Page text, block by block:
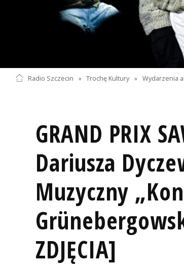
Radio Szczecin » Trochę Kultury » Wydarzenia
GRAND PRIX
Dariusza
Muzyczny
ZDJĘCIA]